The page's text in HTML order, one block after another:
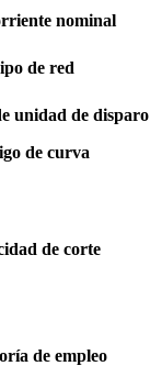
nominal
de red
unidad de disparo
de curva
de corte
de empleo